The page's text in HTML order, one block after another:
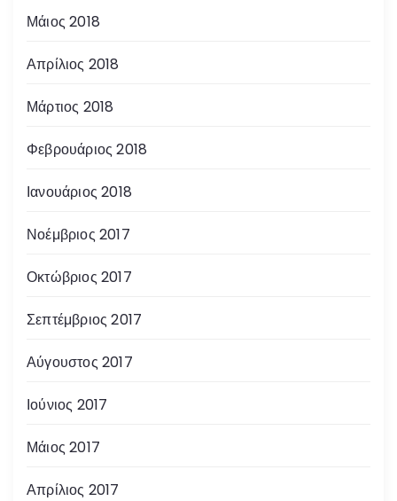
Μάιος 2018
Απρίλιος 2018
Μάρτιος 2018
Φεβρουάριος 2018
Ιανουάριος 2018
Νοέμβριος 2017
Οκτώβριος 2017
Σεπτέμβριος 2017
Αύγουστος 2017
Ιούνιος 2017
Μάιος 2017
Απρίλιος 2017